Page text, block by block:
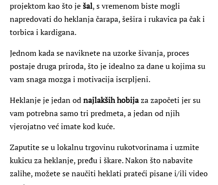
projektom kao što ješal, s vremenom biste mogli
napredovati do heklanja čarapa, šešira i rukavica pa čak i
torbica i kardigana.
Jednom kada se naviknete na uzorke šivanja, proces
postaje druga priroda, što je idealno za dane u kojima su
vam snaga mozga i motivacija iscrpljeni.
Heklanje je jedan odnajlakših hobijaza započeti jer su
vam potrebna samo tri predmeta, a jedan od njih
vjerojatno već imate kod kuće.
Zaputite se u lokalnu trgovinu rukotvorinama i uzmite
kukicu za heklanje, pređu i škare. Nakon što nabavite
zalihe, možete se naučiti heklati prateći pisane i/ili video